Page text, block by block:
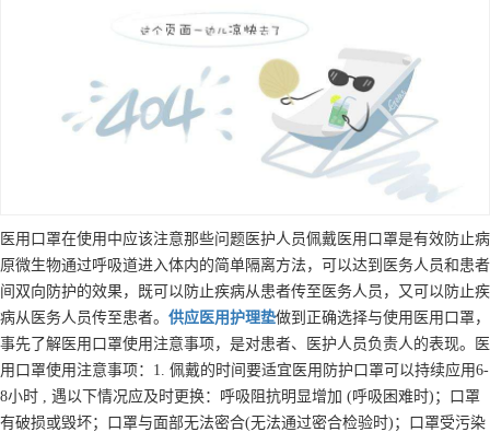
医用口罩在使用中应该注意那些问题医护人员佩戴医用口罩是有效防止病
原微生物通过呼吸道进入体内的简单隔离方法，可以达到医务人员和患者
间双向防护的效果，既可以防止疾病从患者传至医务人员，又可以防止疾
病从医务人员传至患者。 供应 医用护理垫做到正确选择与使用医用口罩，
事先了解医用口罩使用注意事项，是对患者、医护人员负责人的表现。医
用口罩使用注意事项：1. 佩戴的时间要适宜医用防护口罩可以持续应用6-
8小时 , 遇以下情况应及时更换：呼吸阻抗明显增加 (呼吸困难时)；口罩
有破损或毁坏；口罩与面部无法密合(无法通过密合检验时)；口罩受污染